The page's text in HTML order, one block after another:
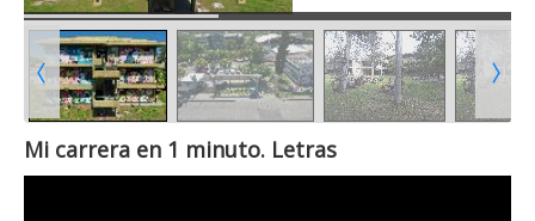
Mi carrera en 1 minuto. Letras